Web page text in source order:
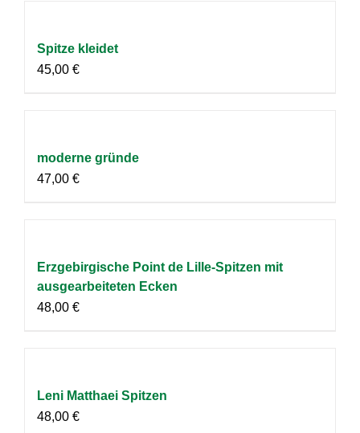
Spitze kleidet
45,00 €
moderne gründe
47,00 €
Erzgebirgische Point de Lille-Spitzen mit
ausgearbeiteten Ecken
48,00 €
Leni Matthaei Spitzen
48,00 €